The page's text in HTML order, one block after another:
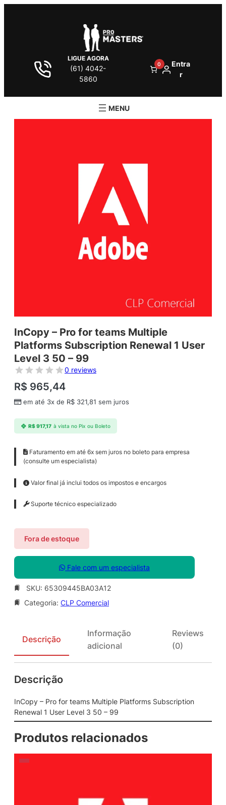
LIGUE AGORA
(61) 4042-
5860
0
Entra
r
InCopy – Pro for teams Multiple
Platforms Subscription Renewal 1 User
Level 3 50 – 99
0 reviews
R$ 965,44
em até 3x de R$ 321,81 sem juros
R$917,17 à vista no Pix ou Boleto
Faturamento em até 6x sem juros no boleto para empresa
(consulte um especialista)
Valor final já inclui todos os impostos e encargos
Suporte técnico especializado
Fora de estoque
Fale com um especialista
SKU: 65309445BA03A12
Categoria: CLP Comercial
Descrição
Informação
adicional
Reviews
(0)
Descrição
InCopy – Pro for teams Multiple Platforms Subscription
Renewal 1 User Level 3 50 – 99
Produtos relacionados